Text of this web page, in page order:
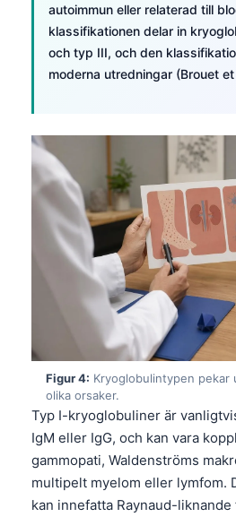
autoimmun eller relaterad till
klassifikationen delar in
och typ III, och den
moderna utredningar (Brouet
Figur 4: Kryoglobulintypen
olika orsaker.
Typ I-kryoglobuliner är
IgM eller IgG, och kan vara
gammopati, Waldenströms
multipelt myelom eller lymfom.
kan innefatta Raynaud-